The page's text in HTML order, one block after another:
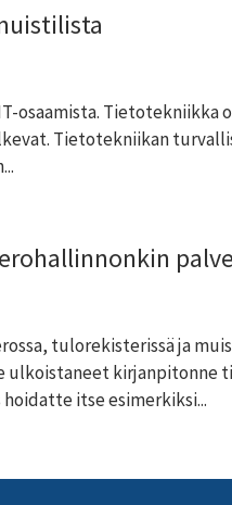
osaamista.
Tietotekniikan
tulorekisterissä ja
ulkoistaneet
itse esimerkiksi...